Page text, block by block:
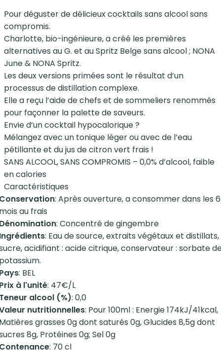
Pour déguster de délicieux cocktails sans alcool sans
compromis.
Charlotte, bio-ingénieure, a créé les premières
alternatives au G. et au Spritz Belge sans alcool ; NONA
June & NONA Spritz.
Les deux versions primées sont le résultat d’un
processus de distillation complexe.
Elle a reçu l’aide de chefs et de sommeliers renommés
pour façonner la palette de saveurs.
Envie d’un cocktail hypocalorique ?
Mélangez avec un tonique léger ou avec de l’eau
pétillante et du jus de citron vert frais !
SANS ALCOOL, SANS COMPROMIS – 0,0% d’alcool, faible
en calories
Caractéristiques
: Après ouverture, a consommer dans les 6
au frais
: Concentré de gingembre
: Eau de source, extraits végétaux et distillats,
acidifiant : acide citrique, conservateur : sorbate
: BEL
à l'unité: 47€/L
alcool (%): 0,0
nutritionnelles: Pour 100ml : Energie 174kJ/41kcal,
grasses 0g dont saturés 0g, Glucides 8,5g dont
8g, Protéines 0g; Sel 0g
: 70 cl